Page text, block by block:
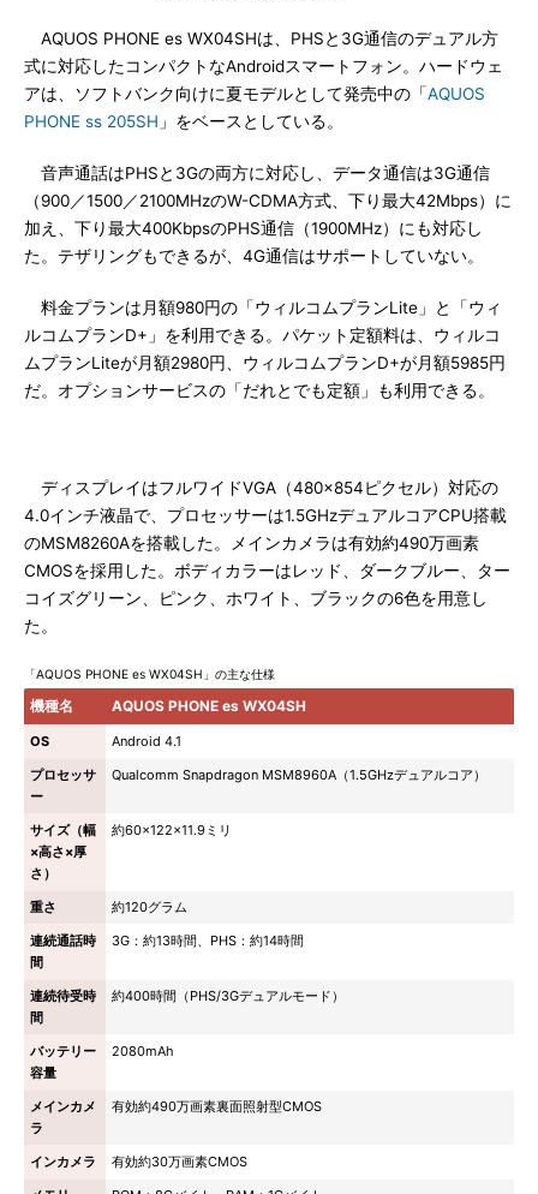
AQUOS PHONE es WX04SHは、PHSと3G通信のデュアル方
式に対応したコンパクトなAndroidスマートフォン。ハードウェ
アは、ソフトバンク向けに夏モデルとして発売中の「AQUOS
PHONE ss 205SH 」をベースとしている。
音声通話はPHSと3Gの両方に対応し、データ通信は3G通信
（900／1500／2100MHzのW-CDMA方式、下り最大42Mbps）に
加え、下り最大400KbpsのPHS通信（1900MHz）にも対応し
た。テザリングもできるが、4G通信はサポートしていない。
料金プランは月額980円の「ウィルコムプランLite」と「ウィ
ルコムプランD+」を利用できる。パケット定額料は、ウィルコ
ムプランLiteが月額2980円、ウィルコムプランD+が月額5985円
だ。オプションサービスの「だれとでも定額」も利用できる。
ディスプレイはフルワイドVGA（480×854ピクセル）対応の
4.0インチ液晶で、プロセッサーは1.5GHzデュアルコアCPU搭載
のMSM8260Aを搭載した。メインカメラは有効約490万画素
CMOSを採用した。ボディカラーはレッド、ダークブルー、ター
コイズグリーン、ピンク、ホワイト、ブラックの6色を用意し
た。
「AQUOS PHONE es WX04SH」の主な仕様
機種名 AQUOS PHONE es WX04SH
OS
Android 4.1
プロセッサ
ー
Qualcomm Snapdragon MSM8960A（1.5GHzデュアルコア）
サイズ（幅
×高さ×厚
さ）
約60×122×11.9ミリ
重さ
約120グラム
連続通話時
間
3G：約13時間、PHS：約14時間
連続待受時
間
約400時間（PHS/3Gデュアルモード）
バッテリー
容量
2080mAh
メインカメ
ラ
有効約490万画素裏面照射型CMOS
インカメラ
有効約30万画素CMOS